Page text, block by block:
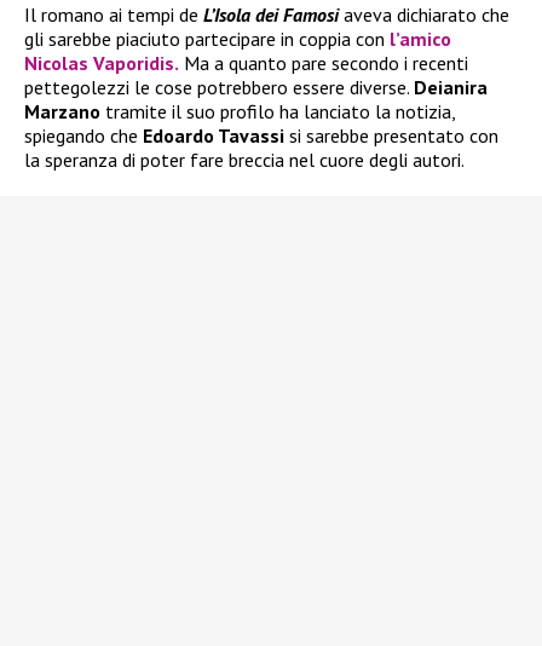
Il romano ai tempi de L’Isola dei Famosiaveva dichiarato che
gli sarebbe piaciuto partecipare in coppia con l’amico
Nicolas Vaporidis. Ma a quanto pare secondo i recenti
pettegolezzi le cose potrebbero essere diverse. Deianira
Marzano tramite il suo profilo ha lanciato la notizia,
spiegando che Edoardo Tavassi si sarebbe presentato con
la speranza di poter fare breccia nel cuore degli autori.